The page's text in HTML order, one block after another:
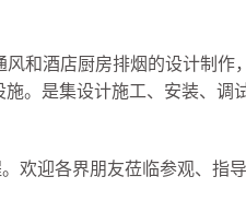
和酒店厨房排烟的设计制作
。是集设计施工、安装、调
欢迎各界朋友莅临参观、指